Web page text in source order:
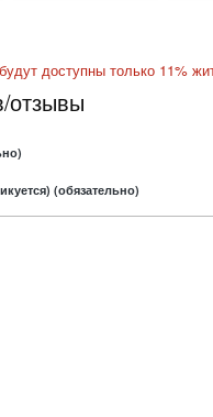
доступны только 11%
отзывы
(обязательно)